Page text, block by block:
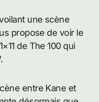
une scène
propose de voir le
de The 100 qui
entre Kane et